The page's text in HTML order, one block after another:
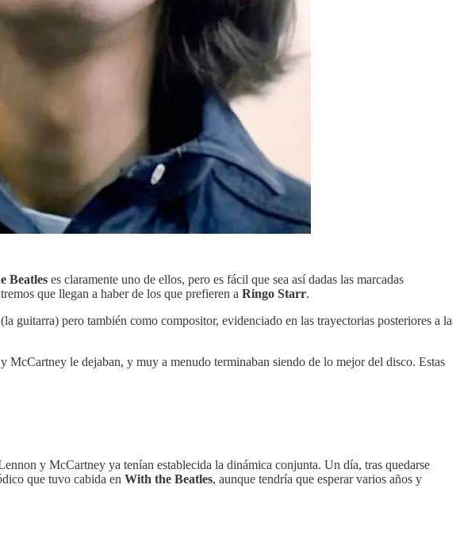
Beatles es claramente uno de ellos, pero es fácil que sea así dadas las marcadas
que llegan a haber de los que prefieren a Ringo Starr.
guitarra) pero también como compositor, evidenciado en las trayectorias posteriores a la
McCartney le dejaban, y muy a menudo terminaban siendo de lo mejor del disco. Estas
y McCartney ya tenían establecida la dinámica conjunta. Un día, tras quedarse
que tuvo cabida en With the Beatles, aunque tendría que esperar varios años y